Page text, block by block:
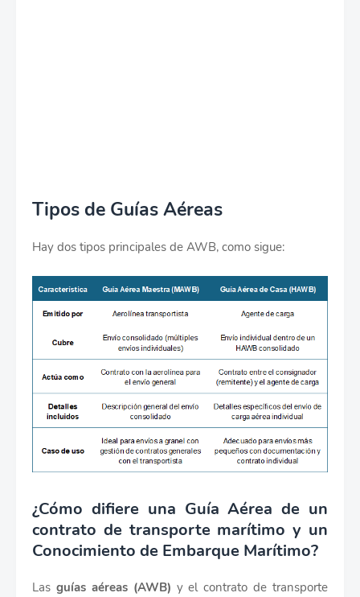
Tipos de Guías Aéreas
Hay dos tipos principales de AWB, como sigue:
¿Cómo difiere una Guía Aérea de un
contrato de transporte marítimo y un
Conocimiento de Embarque Marítimo?
Las guías aéreas (AWB) y el contrato de transporte